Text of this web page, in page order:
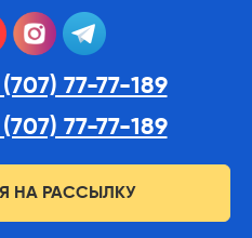
youtube instagram
77-77-189
77-77-189
НА РАССЫЛКУ